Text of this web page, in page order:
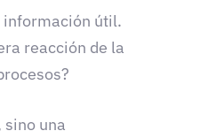
información útil.
reacción de la
sino una